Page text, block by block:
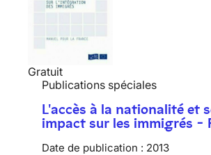
Gratuit
Publications spéciales
L'accès à la nationalité et
impact sur les immigrés -
Date de publication : 2013